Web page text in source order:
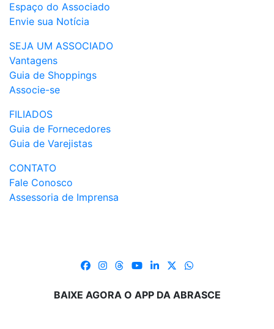
Espaço do Associado
Envie sua Notícia
SEJA UM ASSOCIADO
Vantagens
Guia de Shoppings
Associe-se
FILIADOS
Guia de Fornecedores
Guia de Varejistas
CONTATO
Fale Conosco
Assessoria de Imprensa
BAIXE AGORA O APP DA ABRASCE